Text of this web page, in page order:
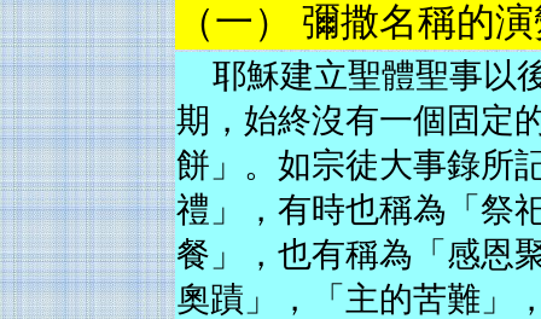
（一） 彌撒名稱的
耶穌建立聖體聖事以
期，始終沒有一個固定
餅」。如宗徒大事錄所
禮」，有時也稱為「祭
餐」，也有稱為「感恩
奧蹟」，「主的苦難」